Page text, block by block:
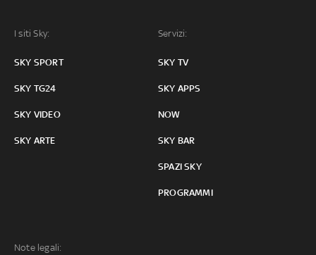
I siti Sky:
SKY SPORT
SKY TG24
SKY VIDEO
SKY ARTE
Servizi:
SKY TV
SKY APPS
NOW
SKY BAR
SPAZI SKY
PROGRAMMI
Note legali: